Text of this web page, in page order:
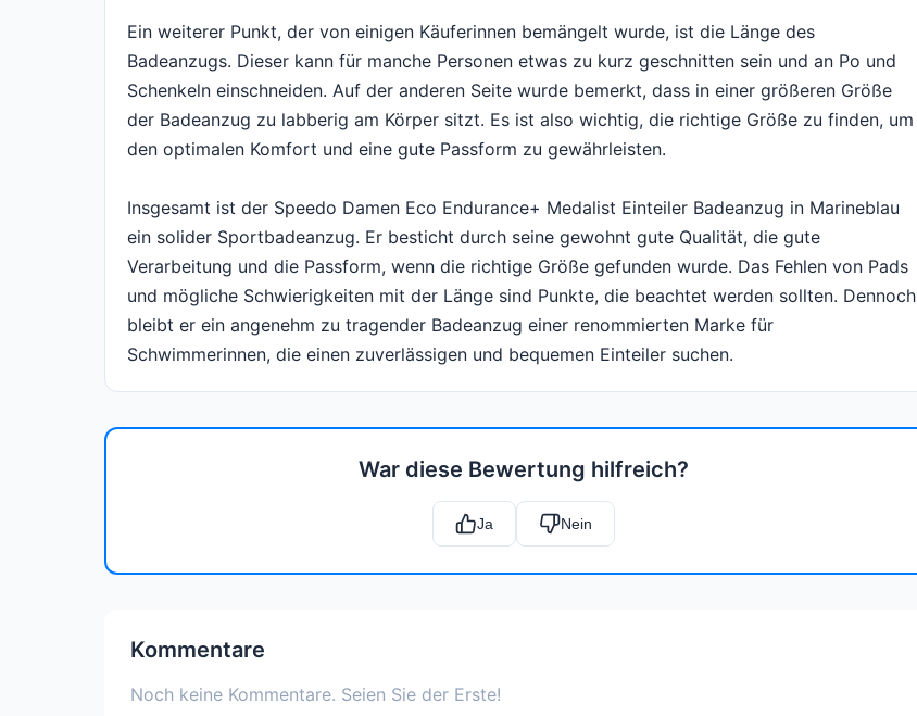
Ein weiterer Punkt, der von einigen Käuferinnen bemängelt wurde, ist die Länge des
Badeanzugs. Dieser kann für manche Personen etwas zu kurz geschnitten sein und an Po und
Schenkeln einschneiden. Auf der anderen Seite wurde bemerkt, dass in einer größeren Größe
der Badeanzug zu labberig am Körper sitzt. Es ist also wichtig, die richtige Größe zu finden, um
den optimalen Komfort und eine gute Passform zu gewährleisten.
Insgesamt ist der Speedo Damen Eco Endurance+ Medalist Einteiler Badeanzug in Marineblau
ein solider Sportbadeanzug. Er besticht durch seine gewohnt gute Qualität, die gute
Verarbeitung und die Passform, wenn die richtige Größe gefunden wurde. Das Fehlen von Pads
und mögliche Schwierigkeiten mit der Länge sind Punkte, die beachtet werden sollten. Dennoch
bleibt er ein angenehm zu tragender Badeanzug einer renommierten Marke für
Schwimmerinnen, die einen zuverlässigen und bequemen Einteiler suchen.
War diese Bewertung hilfreich?
Ja Nein
Kommentare
Noch keine Kommentare. Seien Sie der Erste!